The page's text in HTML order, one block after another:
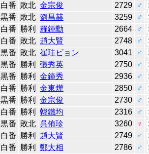
白番 敗北 金宗俊 2729
♂
黒番 敗北 劉昌赫 3259
♂
白番 勝利 羅鍾勳 2664
♂
白番 敗北 趙大賢 2748
♂
黒番 敗北 崔珪ビョン 3041
♂
黒番 勝利 張秀英 2750
♂
黒番 勝利 金鐘秀 2936
♂
白番 勝利 金東燁 2850
♂
黒番 勝利 金宗俊 2730
♂
白番 勝利 韓鐵均 2316
♂
黒番 敗北 呉侑珍 3260
♀
白番 勝利 趙大賢 2749
♂
白番 勝利 鄭大相 2786
♂